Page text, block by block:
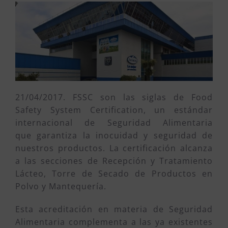
21/04/2017. FSSC son las siglas de Food
Safety System Certification, un estándar
internacional de Seguridad Alimentaria
que garantiza la inocuidad y seguridad de
nuestros productos. La certificación alcanza
a las secciones de Recepción y Tratamiento
Lácteo, Torre de Secado de Productos en
Polvo y Mantequería.
Esta acreditación en materia de Seguridad
Alimentaria complementa a las ya existentes